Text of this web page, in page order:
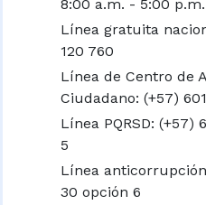
8:00 a.m. - 5:00 p.m.
Línea gratuita
120 760
Línea de Centro de
Ciudadano: (+57)
Línea PQRSD: (+57)
5
Línea
30 opción 6